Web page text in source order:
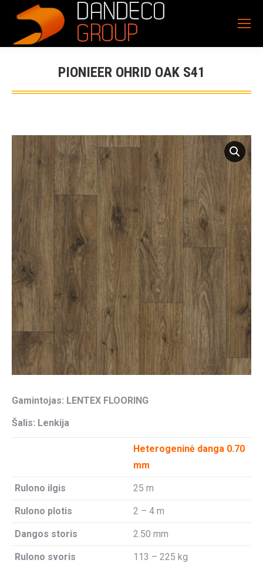
PIONIEER OHRID OAK S41
Gamintojas: LENTEX FLOORING
Šalis: Lenkija
Heterogeninė danga 0.70
mm
Rulono ilgis 25 m
Rulono plotis 2 – 4 m
Dangos storis 2.50 mm
Rulono svoris 113 – 225 kg